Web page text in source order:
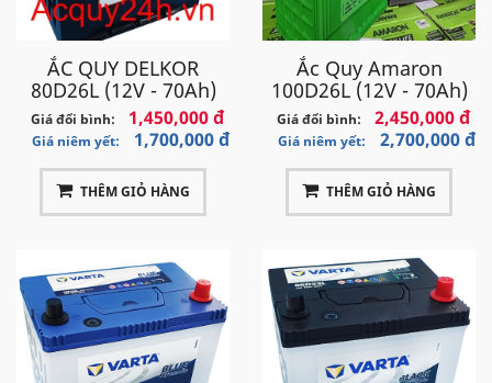
ẮC QUY DELKOR
80D26L (12V - 70Ah)
Giá đổi bình: 1,450,000 đ
Giá niêm yết: 1,700,000 đ
THÊM GIỎ HÀNG
Ắc Quy Amaron
100D26L (12V - 70Ah)
Giá đổi bình: 2,450,000 đ
Giá niêm yết: 2,700,000 đ
THÊM GIỎ HÀNG